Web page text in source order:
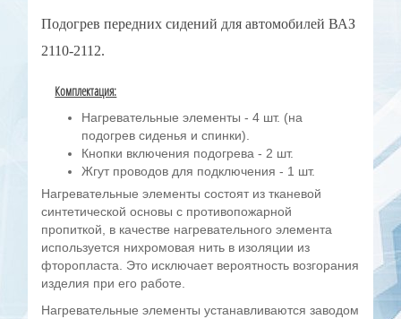
Подогрев передних сидений для автомобилей ВАЗ
2110-2112.
Комплектация:
Нагревательные элементы - 4 шт. (на
подогрев сиденья и спинки).
Кнопки включения подогрева - 2 шт.
Жгут проводов для подключения - 1 шт.
Нагревательные элементы состоят из тканевой
синтетической основы с противопожарной
пропиткой, в качестве нагревательного элемента
используется нихромовая нить в изоляции из
фторопласта. Это исключает вероятность возгорания
изделия при его работе.
Нагревательные элементы устанавливаются заводом